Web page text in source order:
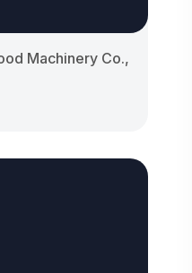
Machinery Co.,